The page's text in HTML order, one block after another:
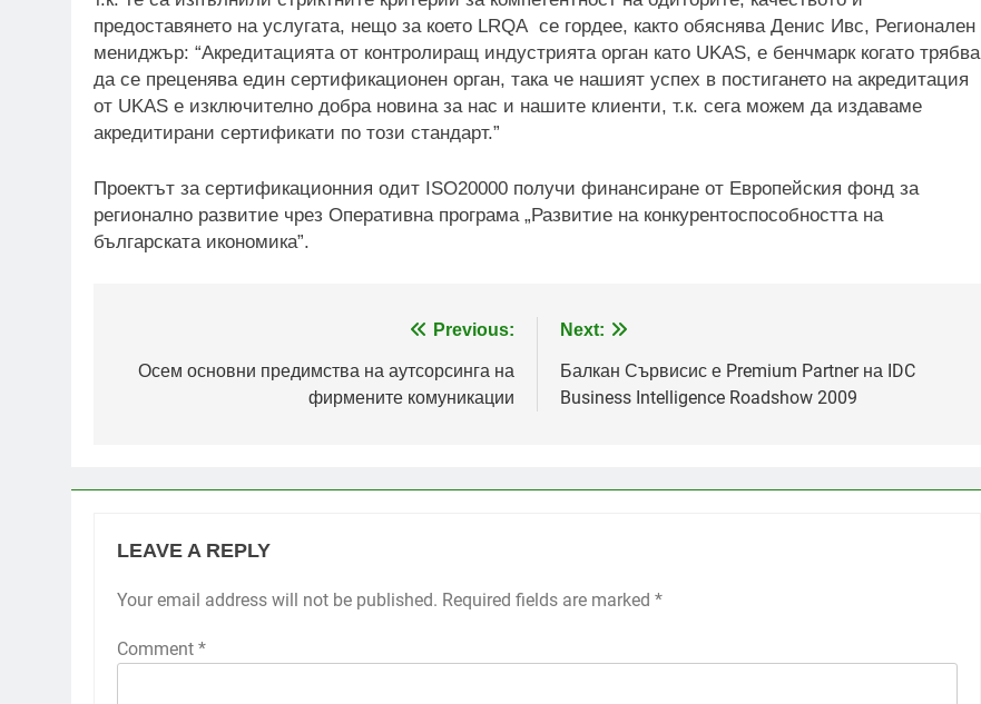
предоставянето на услугата, нещо за което LRQA се гордее, както обяснява Денис Ивс, Регионален
мениджър: “Акредитацията от контролиращ индустрията орган като UKAS, е бенчмарк когато трябва
да се преценява един сертификационен орган, така че нашият успех в постигането на акредитация
от UKAS е изключително добра новина за нас и нашите клиенти, т.к. сега можем да издаваме
акредитирани сертификати по този стандарт.”
Проектът за сертификационния одит ISO20000 получи финансиране от Европейския фонд за
регионално развитие чрез Оперативна програма „Развитие на конкурентоспособността на
българската икономика”.
navigation
Previous:
Осем основни предимства на аутсорсинга на
фирмените комуникации
Next:
Балкан Сървисис е Premium Partner на IDC
Business Intelligence Roadshow 2009
LEAVE A REPLY
Your email address will not be published. Required fields are marked *
Comment *